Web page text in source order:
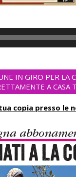
IN GIRO PER LA
A CASA
copia presso le